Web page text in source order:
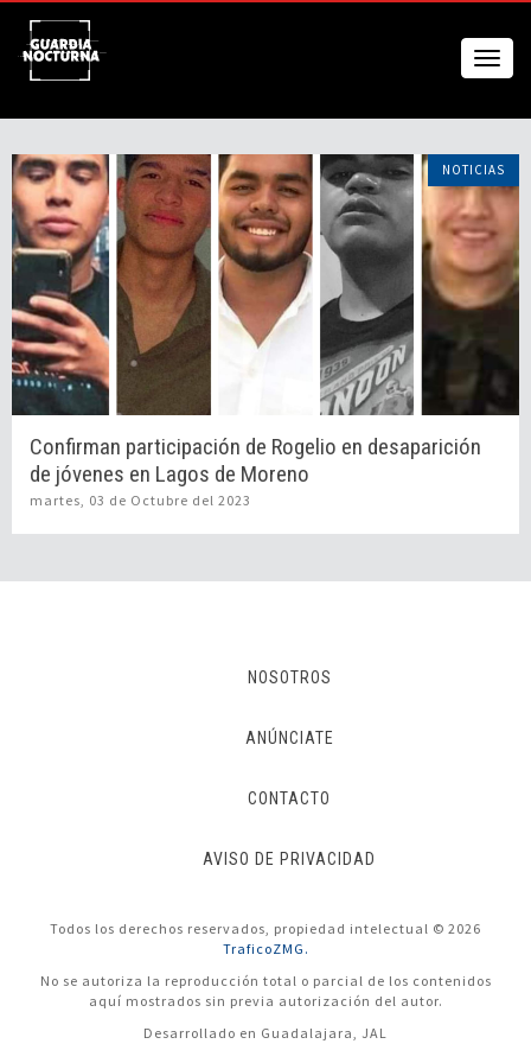
NOTICIAS
Confirman participación de Rogelio en desaparición
de jóvenes en Lagos de Moreno
martes, 03 de Octubre del 2023
NOSOTROS
ANÚNCIATE
CONTACTO
AVISO DE PRIVACIDAD
Todos los derechos reservados, propiedad intelectual © 2026
TraficoZMG.
No se autoriza la reproducción total o parcial de los contenidos
aquí mostrados sin previa autorización del autor.
Desarrollado en Guadalajara, JAL